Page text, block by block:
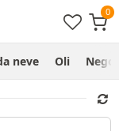
neve Oli